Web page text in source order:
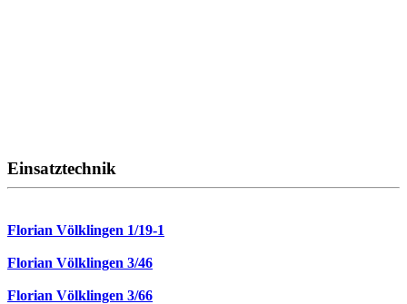
Einsatztechnik
Florian Völklingen 1/19-1
Florian Völklingen 3/46
Florian Völklingen 3/66